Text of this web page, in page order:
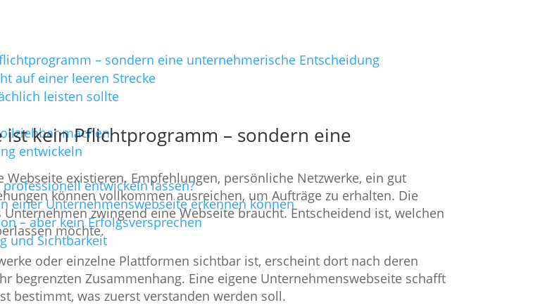
– sondern eine unternehmerische Entscheidung
auf einer leeren Strecke
leisten sollte
machen
entwickeln
entwickeln lassen?
einer Unternehmenswebseite erkennen können
– aber kein Erfolgsversprechen
und Sichtbarkeit
kein Pflichtprogramm – sondern eine
existieren. Empfehlungen, persönliche Netzwerke, ein gut
können vollkommen ausreichen, um Aufträge zu erhalten. Die
zwingend eine Webseite braucht. Entscheidend ist, welchen
möchte.
oder einzelne Plattformen sichtbar ist, erscheint dort nach deren
begrenzten Zusammenhang. Eine eigene Unternehmenswebseite schafft
bestimmt, was zuerst verstanden werden soll.